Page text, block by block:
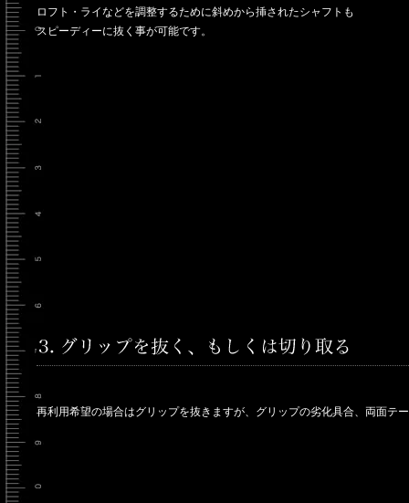
ロフト・ライなどを調整するために斜めから挿されたシャフトも
スピーディーに抜く事が可能です。
再利用希望の場合はグリップを抜きますが、グリップの劣化具合、両面テ